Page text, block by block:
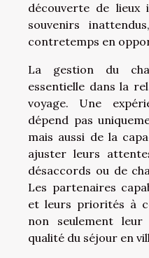
découverte de
souvenirs
contretemps en
La gestion du
essentielle dans la
voyage. Une
dépend pas
mais aussi de la
ajuster leurs
désaccords ou de
Les partenaires
et leurs priorités à
non seulement
qualité du séjour en